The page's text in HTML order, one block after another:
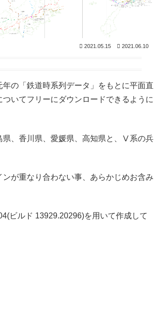
2021.05.15 2021.06.10
の「鉄道時系列データ」をもとに平面直
いてフリーにダウンロードできるように
、香川県、愛媛県、高知県と、Ⅴ系の兵
が重なり合わない事、あらかじめお含み
ビルド 13929.20296)を用いて作成して